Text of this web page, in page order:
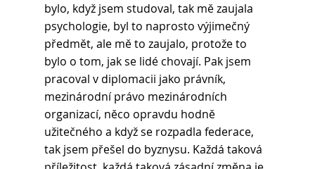
bylo, když jsem studoval, tak mě zaujala
psychologie, byl to naprosto výjimečný
předmět, ale mě to zaujalo, protože to
bylo o tom, jak se lidé chovají. Pak jsem
pracoval v diplomacii jako právník,
mezinárodní právo mezinárodních
organizací, něco opravdu hodně
užitečného a když se rozpadla federace,
tak jsem přešel do byznysu. Každá taková